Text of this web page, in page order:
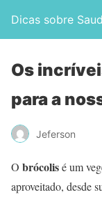
Dicas sobre
Os
para a
Jeferson
O brócolisé um
aproveitado, desde